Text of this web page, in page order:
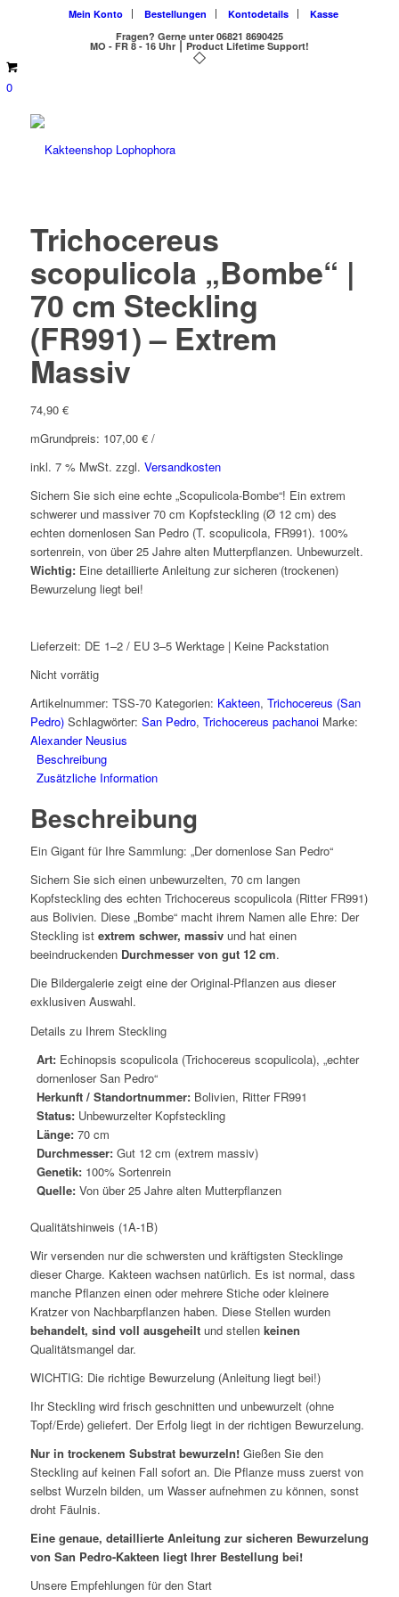
Mein Konto Bestellungen Kontodetails
Kasse
Fragen? Gerne unter 06821 8690425
MO - FR 8 - 16 Uhr ⎮ Product Lifetime Support!
0
Trichocereus
scopulicola „Bombe“ |
70 cm Steckling
(FR991) – Extrem
Massiv
74,90 €
Grundpreis: 107,00 €/
m
inkl. 7 % MwSt. zzgl. Versandkosten
Sichern Sie sich eine echte „Scopulicola-Bombe“! Ein extrem
schwerer und massiver 70 cm Kopfsteckling (Ø 12 cm) des
echten dornenlosen San Pedro (T. scopulicola, FR991). 100%
sortenrein, von über 25 Jahre alten Mutterpflanzen. Unbewurzelt.
Wichtig:Eine detaillierte Anleitung zur sicheren (trockenen)
Bewurzelung liegt bei!
Lieferzeit: DE 1–2 / EU 3–5 Werktage | Keine Packstation
Nicht vorrätig
Artikelnummer: TSS-70 Kategorien: Kakteen, Trichocereus (San
Pedro) Schlagwörter: San Pedro, Trichocereus pachanoi Marke:
Alexander Neusius
Beschreibung
Zusätzliche Information
Beschreibung
Ein Gigant für Ihre Sammlung: „Der dornenlose San Pedro“
Sichern Sie sich einen unbewurzelten, 70 cm langen
Kopfsteckling des echten Trichocereus scopulicola (Ritter FR991)
aus Bolivien. Diese „Bombe“ macht ihrem Namen alle Ehre: Der
Steckling ist extrem schwer, massivund hat einen
beeindruckenden Durchmesser von gut 12 cm.
Die Bildergalerie zeigt eine der Original-Pflanzen aus dieser
exklusiven Auswahl.
Details zu Ihrem Steckling
Art:Echinopsis scopulicola (Trichocereus scopulicola), „echter
dornenloser San Pedro“
Herkunft / Standortnummer:Bolivien, Ritter FR991
Status:Unbewurzelter Kopfsteckling
Länge:70 cm
Durchmesser:Gut 12 cm (extrem massiv)
Genetik:100% Sortenrein
Quelle:Von über 25 Jahre alten Mutterpflanzen
Qualitätshinweis (1A-1B)
Wir versenden nur die schwersten und kräftigsten Stecklinge
dieser Charge. Kakteen wachsen natürlich. Es ist normal, dass
manche Pflanzen einen oder mehrere Stiche oder kleinere
Kratzer von Nachbarpflanzen haben. Diese Stellen wurden
behandelt, sind voll ausgeheiltund stellen keinen
Qualitätsmangel dar.
WICHTIG: Die richtige Bewurzelung (Anleitung liegt bei!)
Ihr Steckling wird frisch geschnitten und unbewurzelt (ohne
Topf/Erde) geliefert. Der Erfolg liegt in der richtigen Bewurzelung.
Nur in trockenem Substrat bewurzeln!Gießen Sie den
Steckling auf keinen Fall sofort an. Die Pflanze muss zuerst von
selbst Wurzeln bilden, um Wasser aufnehmen zu können, sonst
droht Fäulnis.
Eine genaue, detaillierte Anleitung zur sicheren Bewurzelung
von San Pedro-Kakteen liegt Ihrer Bestellung bei!
Unsere Empfehlungen für den Start